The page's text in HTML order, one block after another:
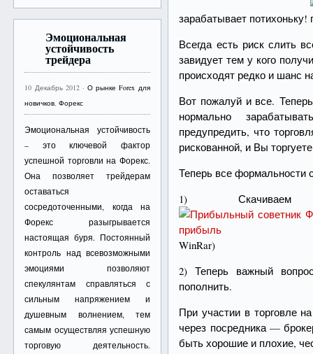
Эмоциональная
устойчивость
трейдера
10 Декабрь 2012 ·О рынке Forex для
новичков,Форекс
Эмоциональная устойчивость
– это ключевой фактор
успешной торговли на Форекс.
Она позволяет трейдерам
оставаться
сосредоточенными, когда на
Форекс разыгрывается
настоящая буря. Постоянный
контроль над всевозможными
эмоциями позволяют
спекулянтам справляться с
сильным напряжением и
душевным волнением, тем
самым осуществляя успешную
торговую деятельность.
зарабатывает потихоньку!
Всегда есть риск слить
завидует тем у кого
происходят редко и шанс
Вот пожалуй и все.
нормально
предупредить, что
рискованной, и Вы
Теперь все формальности
1)
WinRar)
2) Теперь важный
пополнить.
При участии в торговле
через посредника —
быть хорошие и плохие,